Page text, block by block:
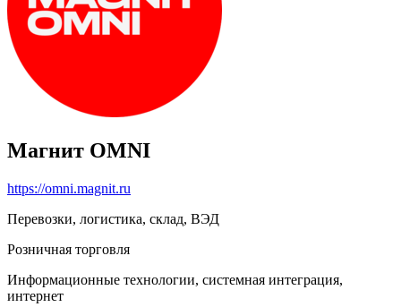
Магнит OMNI
https://omni.magnit.ru
Перевозки, логистика, склад, ВЭД
Розничная торговля
Информационные технологии, системная интеграция,
интернет